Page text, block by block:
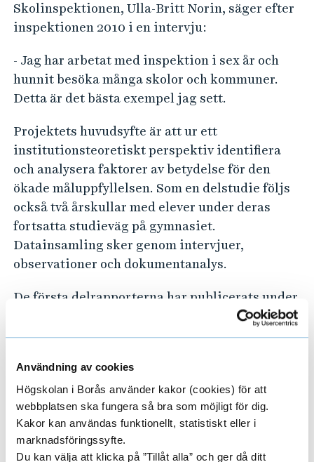
Användning av cookies
Högskolan i Borås använder kakor (cookies) för att
webbplatsen ska fungera så bra som möjligt för dig.
Kakor kan användas funktionellt, statistiskt eller i
marknadsföringssyfte.
Du kan välja att klicka på ”Tillåt alla” och ger då ditt
Skolinspektionen, Ulla-Britt Norin, säger efter
inspektionen 2010 i en intervju:
- Jag har arbetat med inspektion i sex år och
hunnit besöka många skolor och kommuner.
Detta är det bästa exempel jag sett.
Projektets huvudsyfte är att ur ett
institutionsteoretiskt perspektiv identifiera
och analysera faktorer av betydelse för den
ökade måluppfyllelsen. Som en delstudie följs
också två årskullar med elever under deras
fortsatta studieväg på gymnasiet.
Datainsamling sker genom intervjuer,
observationer och dokumentanalys.
De första delrapporterna har publicerats under
2012. Ytterligare delrapporter planeras under
2014 och en slutrapport är planerad till 2015.
Persson, Elisabeth & Persson, Bengt (2011).
Inkludering för ökad måluppfyllelse ur ett
elevperspektiv.
Paideia
2011 (02), 49-58.
Dafolo förlag, Fredrikshavn, Danmark
Persson, Bengt & Persson, Elisabeth (2012).